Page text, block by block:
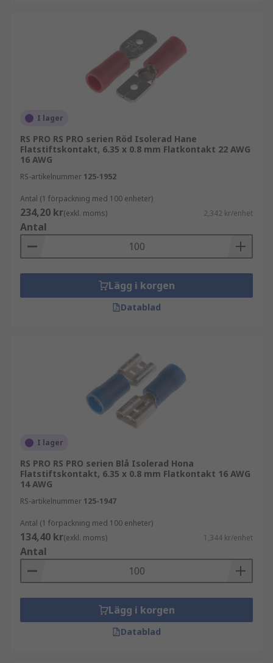
I lager
RS PRO RS PRO serien Röd Isolerad Hane
Flatstiftskontakt, 6.35 x 0.8 mm Flatkontakt 22 AWG
16 AWG
RS-artikelnummer 125-1952
Antal (1 förpackning med 100 enheter)
234,20 kr(exkl. moms) 2,342 kr/enhet
Antal
Lägg i korgen
Datablad
I lager
RS PRO RS PRO serien Blå Isolerad Hona
Flatstiftskontakt, 6.35 x 0.8 mm Flatkontakt 16 AWG
14 AWG
RS-artikelnummer 125-1947
Antal (1 förpackning med 100 enheter)
134,40 kr(exkl. moms) 1,344 kr/enhet
Antal
Lägg i korgen
Datablad